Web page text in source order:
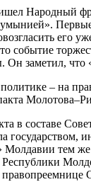
Народный
его
событие
Он заметил,
– на
в составе
тем
правопреемнице